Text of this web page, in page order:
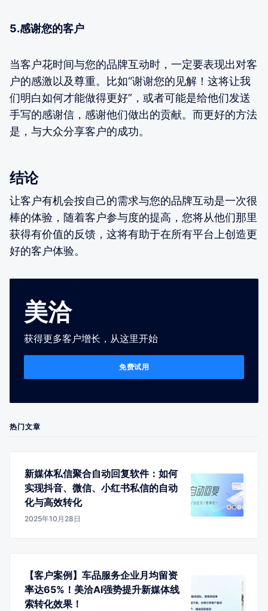
5.感谢您的客户
当客户花时间与您的品牌互动时，一定要表现出对客
户的感激以及尊重。比如“谢谢您的见解！这将让我
们明白如何才能做得更好”，或者可能是给他们发送
手写的感谢信，感谢他们做出的贡献。而更好的方法
是，与大众分享客户的成功。
结论
让客户有机会按自己的需求与您的品牌互动是一次很
棒的体验，随着客户参与度的提高，您将从他们那里
获得有价值的反馈，这将有助于在所有平台上创造更
好的客户体验。
美洽
获得更多客户增长，从这里开始
免费试用
热门文章
新媒体私信聚合自动回复软件：如何
实现抖音、微信、小红书私信的自动
化与高效转化
2025年10月28日
【客户案例】车品服务企业月均留资
率达65%！美洽AI强势提升新媒体线
索转化效果！